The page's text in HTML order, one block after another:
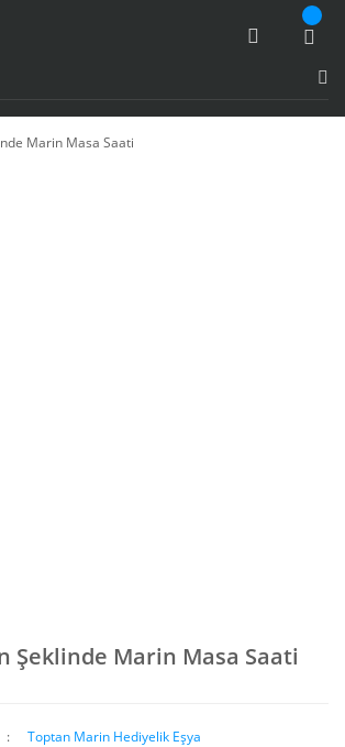
Şeklinde Marin Masa Saati
Toptan Marin Hediyelik Eşya